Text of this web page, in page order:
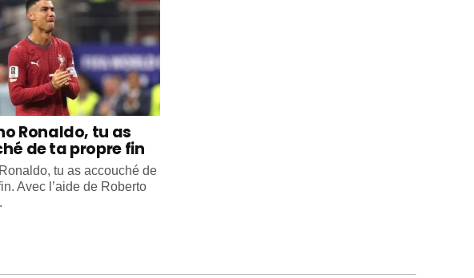
Ronaldo, tu as
de ta propre fin
tu as accouché de
Avec l’aide de Roberto